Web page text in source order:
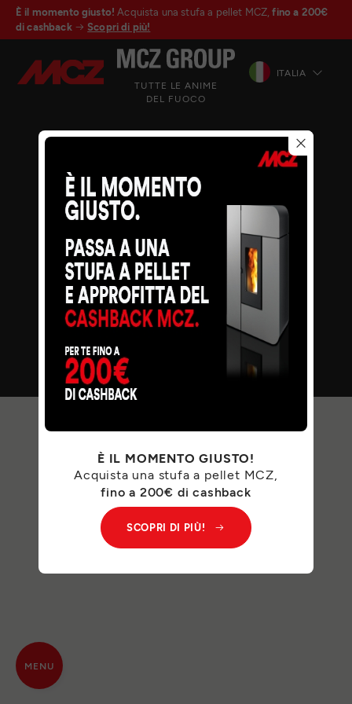
È il momento giusto! Acquista una stufa a pellet MCZ, fino a 200€
di cashback
Scopri di più!
ITALIA
TUTTE LE ANIME
DEL FUOCO
Privacy Policy
Note legali
Whistleblowing
Cookie
Mappa del sito
© MCZ Group S.p.a. 2023-2026
P.IVA n. 01791730938
MENU
È IL MOMENTO GIUSTO!
Acquista una stufa a pellet MCZ,
fino a 200€ di cashback
SCOPRI DI PIÙ!